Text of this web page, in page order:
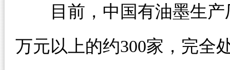
目前，中国有油墨生产
万元以上的约300家，完全